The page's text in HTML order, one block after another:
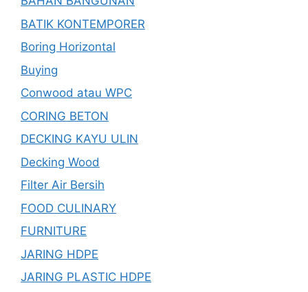
BATIK KONTEMPORER
Boring Horizontal
Buying
Conwood atau WPC
CORING BETON
DECKING KAYU ULIN
Decking Wood
Filter Air Bersih
FOOD CULINARY
FURNITURE
JARING HDPE
JARING PLASTIC HDPE